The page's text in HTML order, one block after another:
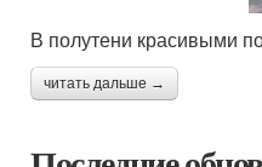
В полутени красивыми
читать дальше →